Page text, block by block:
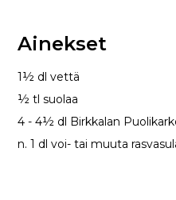
Ainekset
1½ dl vettä
½ tl suolaa
4 - 4½ dl Birkkalan
n. 1 dl voi- tai muuta